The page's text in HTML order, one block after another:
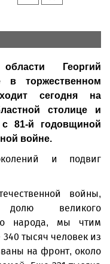
Георгий
в торжественном
сегодня на
столице и
81-й годовщиной
войне.
и подвиг
войны,
великого
народа, мы чтим
тысяч человек из
на фронт, около